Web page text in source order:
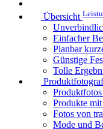
Übersicht
Einfacher
Planbar
Günstige
Tolle
Produkte
Fotos von
Mode und